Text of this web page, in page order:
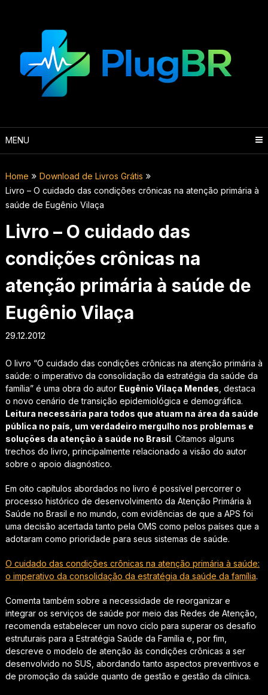
MENU
Home
Download de Livros Grátis
Livro – O cuidado das condições crônicas na atenção primária à
saúde de Eugênio Vilaça
Livro – O cuidado das
condições crônicas na
atenção primária à saúde de
Eugênio Vilaça
29.12.2012
O livro “O cuidado das condições crônicas na atenção primária à
saúde: o imperativo da consolidação da estratégia da saúde da
família” é uma obra do autor Eugênio Vilaça Mendes , destaca
o novo cenário de transição epidemiológica e demográfica.
Leitura necessária para todos que atuam na área da saúde
pública no país, um verdadeiro mergulho nos problemas e
soluções da atenção à saúde no Brasil. Citamos alguns
trechos do livro, principalmente relacionado a visão do autor
sobre o apoio diagnóstico.
Em oito capítulos abordados no livro é possível percorrer o
processo histórico de desenvolvimento da Atenção Primária à
Saúde no Brasil e no mundo, com evidências de que a APS foi
uma decisão acertada tanto pela OMS como pelos países que a
adotaram como prioridade para seus sistemas de saúde.
O cuidado das condições crônicas na atenção primária à saúde:
o imperativo da consolidação da estratégia da saúde da família.
Comenta também sobre a necessidade de reorganizar e
integrar os serviços de saúde por meio das Redes de Atenção,
recomenda estabelecer um novo ciclo para superar os desafio
estruturais para a Estratégia Saúde da Família e, por fim,
descreve o modelo de atenção às condições crônicas a ser
desenvolvido no SUS, abordando tanto aspectos preventivos e
de promoção da saúde quanto de gestão e gestão da clínica.